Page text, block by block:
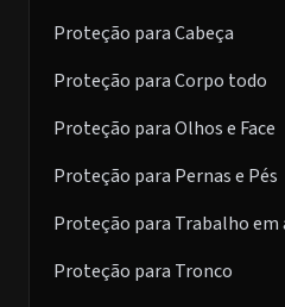
Proteção para Cabeça
Proteção para Corpo todo
Proteção para Olhos e Face
Proteção para Pernas e Pés
Proteção para Trabalho
Proteção para Tronco